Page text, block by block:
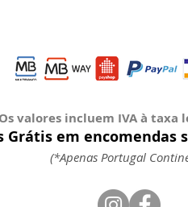
Os valores incluem IVA à taxa
Grátis em encomendas
(*Apenas Portugal